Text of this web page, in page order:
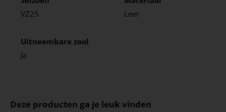
VZ25
Leer
Uitneembare zool
Ja
Deze producten ga je leuk vinden